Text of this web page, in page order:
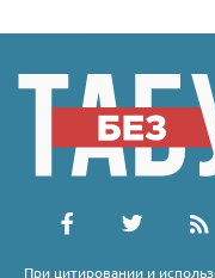
При цитировании и